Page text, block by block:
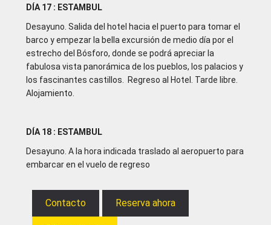
DÍA 17 : ESTAMBUL
Desayuno. Salida del hotel hacia el puerto para tomar el
barco y empezar la bella excursión de medio día por el
estrecho del Bósforo, donde se podrá apreciar la
fabulosa vista panorámica de los pueblos, los palacios y
los fascinantes castillos. Regreso al Hotel. Tarde libre.
Alojamiento.
DÍA 18 : ESTAMBUL
Desayuno. A la hora indicada traslado al aeropuerto para
embarcar en el vuelo de regreso
Contacto Reserva ahora